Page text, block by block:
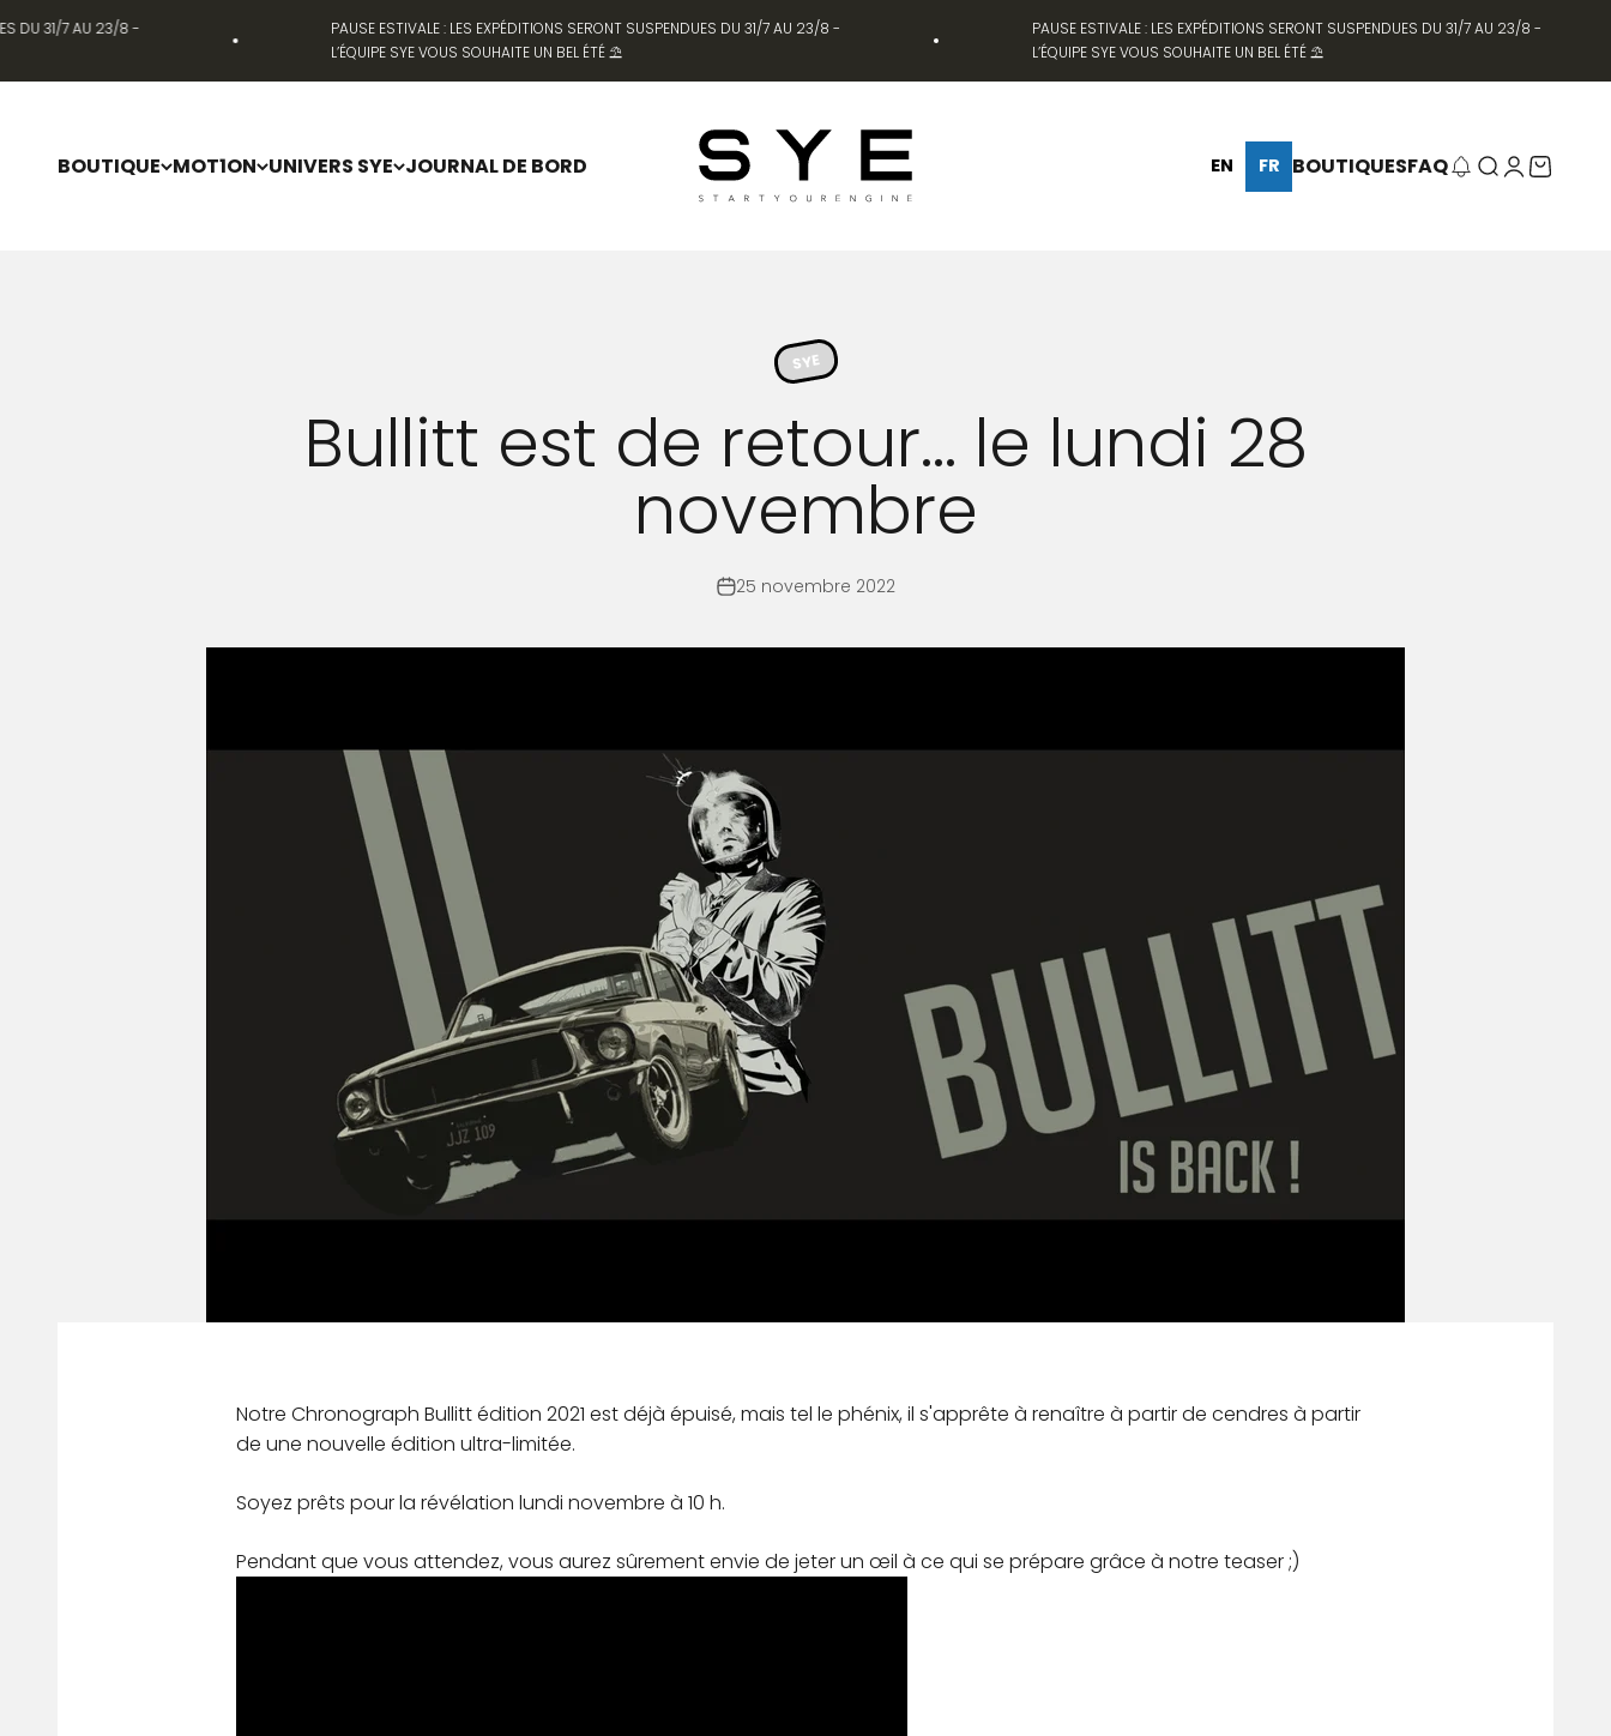
Aller directement au contenu
DU 31/7 AU 23/8 -
PAUSE ESTIVALE : LES EXPÉDITIONS SERONT SUSPENDUES DU 31/7 AU 23/8 -
L’ÉQUIPE SYE VOUS SOUHAITE UN BEL ÉTÉ ⛱️
PAUSE ESTIVALE : LES EXPÉDITIONS SERONT SUSPENDUES DU 31/7 AU 23/8 -
L’ÉQUIPE SYE VOUS SOUHAITE UN BEL ÉTÉ ⛱️
BOUTIQUE MOT1ON UNIVERS SYE JOURNAL DE BORD EN FR BOUTIQUESFAQ Recherche
Connexion
Panier
SYE
Bullitt est de retour... le lundi 28
novembre
25 novembre 2022
Notre Chronograph Bullitt édition 2021 est déjà épuisé, mais tel le phénix, il s'apprête à renaître à partir de cendres à partir
de une nouvelle édition ultra-limitée.
Soyez prêts pour la révélation lundi novembre à 10 h.
Pendant que vous attendez, vous aurez sûrement envie de jeter un œil à ce qui se prépare grâce à notre teaser ;)